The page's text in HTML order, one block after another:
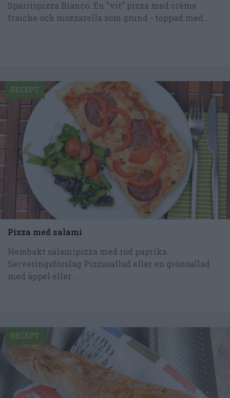
Sparrispizza Bianco. En "vit" pizza med crème
fraiche och mozzarella som grund - toppad med...
Pizza med salami
Hembakt salamipizza med röd paprika.
Serveringsförslag Pizzasallad eller en grönsallad
med äppel eller...
RECEPT
RECEPT